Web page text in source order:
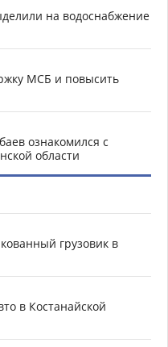
на водоснабжение
МСБ и повысить
ознакомился с
области
грузовик в
в Костанайской